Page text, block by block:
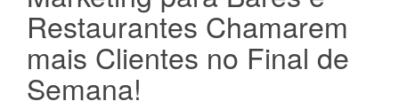
Restaurantes Chamarem
mais Clientes no Final de
Semana!